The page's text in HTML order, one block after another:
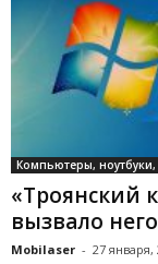
Компьютеры,
«Троянский
вызвало
Mobilaser - 27 января,